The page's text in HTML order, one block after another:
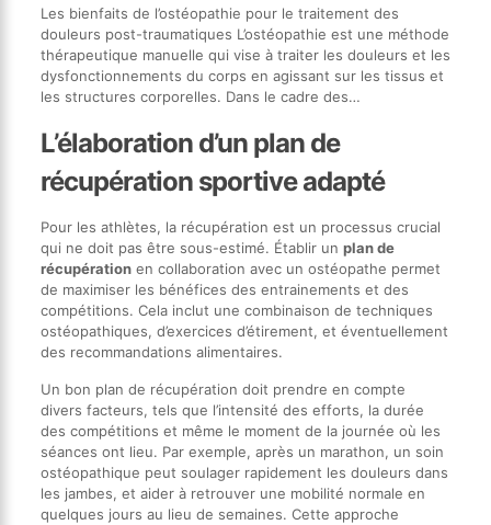
Les bienfaits de l’ostéopathie pour le traitement des
douleurs post-traumatiques L’ostéopathie est une méthode
thérapeutique manuelle qui vise à traiter les douleurs et les
dysfonctionnements du corps en agissant sur les tissus et
les structures corporelles. Dans le cadre des…
L’élaboration d’un plan de
récupération sportive adapté
Pour les athlètes, la récupération est un processus crucial
qui ne doit pas être sous-estimé. Établir un plan de
récupérationen collaboration avec un ostéopathe permet
de maximiser les bénéfices des entrainements et des
compétitions. Cela inclut une combinaison de techniques
ostéopathiques, d’exercices d’étirement, et éventuellement
des recommandations alimentaires.
Un bon plan de récupération doit prendre en compte
divers facteurs, tels que l’intensité des efforts, la durée
des compétitions et même le moment de la journée où les
séances ont lieu. Par exemple, après un marathon, un soin
ostéopathique peut soulager rapidement les douleurs dans
les jambes, et aider à retrouver une mobilité normale en
quelques jours au lieu de semaines. Cette approche